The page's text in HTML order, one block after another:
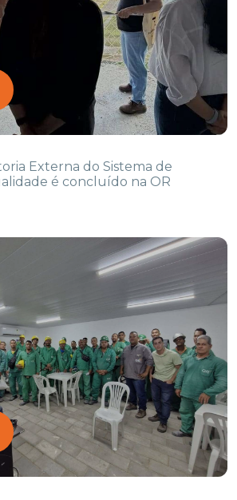
Externa do Sistema de
é concluído na OR